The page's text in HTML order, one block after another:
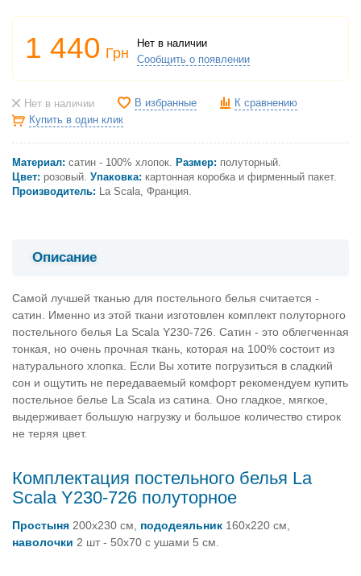
1 440 Грн
Нет в наличии
Сообщить о появлении
Нет в наличии В избранные
К сравнению
Купить в один клик
Материал: сатин - 100% хлопок. Размер: полуторный.
Цвет: розовый. Упаковка: картонная коробка и фирменный пакет.
Производитель: La Scala, Франция.
Описание
Самой лучшей тканью для постельного белья считается -
сатин. Именно из этой ткани изготовлен комплект полуторного
постельного белья La Scala Y230-726. Сатин - это облегченная
тонкая, но очень прочная ткань, которая на 100% состоит из
натурального хлопка. Если Вы хотите погрузиться в сладкий
сон и ощутить не передаваемый комфорт рекомендуем купить
постельное белье La Scala из сатина. Оно гладкое, мягкое,
выдерживает большую нагрузку и большое количество стирок
не теряя цвет.
Комплектация постельного белья La
Scala Y230-726 полуторное
Простыня 200х230 см, пододеяльник 160х220 см,
наволочки 2 шт - 50х70 с ушами 5 см.